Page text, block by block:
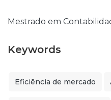
Mestrado em
Keywords
Eficiência de mercado